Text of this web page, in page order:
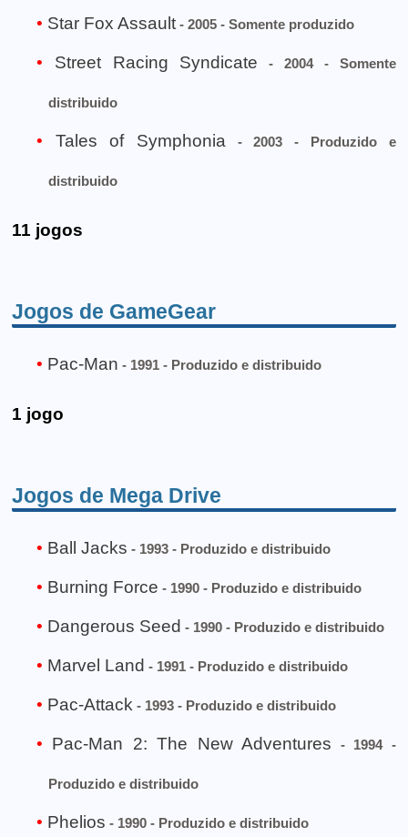
Star Fox Assault - 2005 - Somente produzido
Street Racing Syndicate - 2004 - Somente
distribuido
Tales of Symphonia - 2003 - Produzido e
distribuido
11 jogos
Jogos de GameGear
Pac-Man - 1991 - Produzido e distribuido
1 jogo
Jogos de Mega Drive
Ball Jacks - 1993 - Produzido e distribuido
Burning Force - 1990 - Produzido e distribuido
Dangerous Seed - 1990 - Produzido e distribuido
Marvel Land - 1991 - Produzido e distribuido
Pac-Attack - 1993 - Produzido e distribuido
Pac-Man 2: The New Adventures - 1994 -
Produzido e distribuido
Phelios - 1990 - Produzido e distribuido